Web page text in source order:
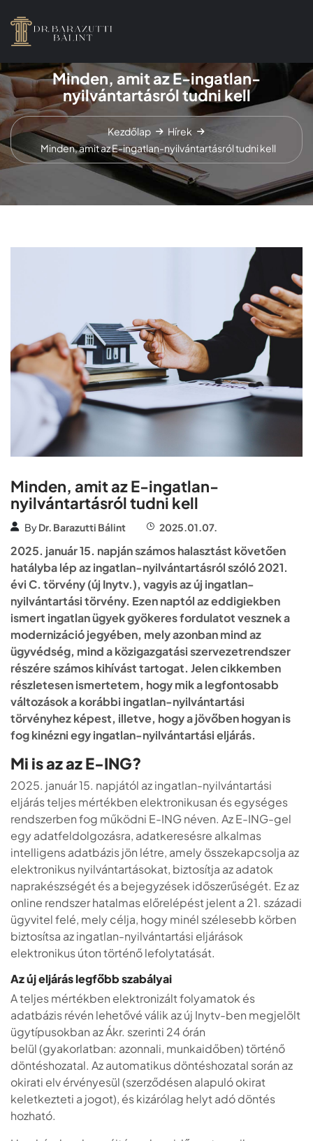
Minden, amit az E-ingatlan-
nyilvántartásról tudni kell
Kezdőlap
Hírek
Minden, amit az E-ingatlan-nyilvántartásról tudni kell
Minden, amit az E-ingatlan-
nyilvántartásról tudni kell
ByDr. Barazutti Bálint 2025.01.07.
2025. január 15. napján számos halasztást követően
hatályba lép az ingatlan-nyilvántartásról szóló 2021.
évi C. törvény (új Inytv.), vagyis az új ingatlan-
nyilvántartási törvény. Ezen naptól az eddigiekben
ismert ingatlan ügyek gyökeres fordulatot vesznek a
modernizáció jegyében, mely azonban mind az
ügyvédség, mind a közigazgatási szervezetrendszer
részére számos kihívást tartogat. Jelen cikkemben
részletesen ismertetem, hogy mik a legfontosabb
változások a korábbi ingatlan-nyilvántartási
törvényhez képest, illetve, hogy a jövőben hogyan is
fog kinézni egy ingatlan-nyilvántartási eljárás.
Mi is az az E-ING?
2025. január 15. napjától az ingatlan-nyilvántartási
eljárás teljes mértékben elektronikusan és egységes
rendszerben fog működni E-ING néven. Az E-ING-gel
egy adatfeldolgozásra, adatkeresésre alkalmas
intelligens adatbázis jön létre, amely összekapcsolja az
elektronikus nyilvántartásokat, biztosítja az adatok
naprakészségét és a bejegyzések időszerűségét. Ez az
online rendszer hatalmas előrelépést jelent a 21. századi
ügyvitel felé, mely célja, hogy minél szélesebb körben
biztosítsa az ingatlan-nyilvántartási eljárások
elektronikus úton történő lefolytatását.
Az új eljárás legfőbb szabályai
A teljes mértékben elektronizált folyamatok és
adatbázis révén lehetővé válik az új Inytv-ben megjelölt
ügytípusokban az Ákr. szerinti 24 órán
belül (gyakorlatban: azonnali, munkaidőben) történő
döntéshozatal. Az automatikus döntéshozatal során az
okirati elv érvényesül (szerződésen alapuló okirat
keletkezteti a jogot), és kizárólag helyt adó döntés
hozható.